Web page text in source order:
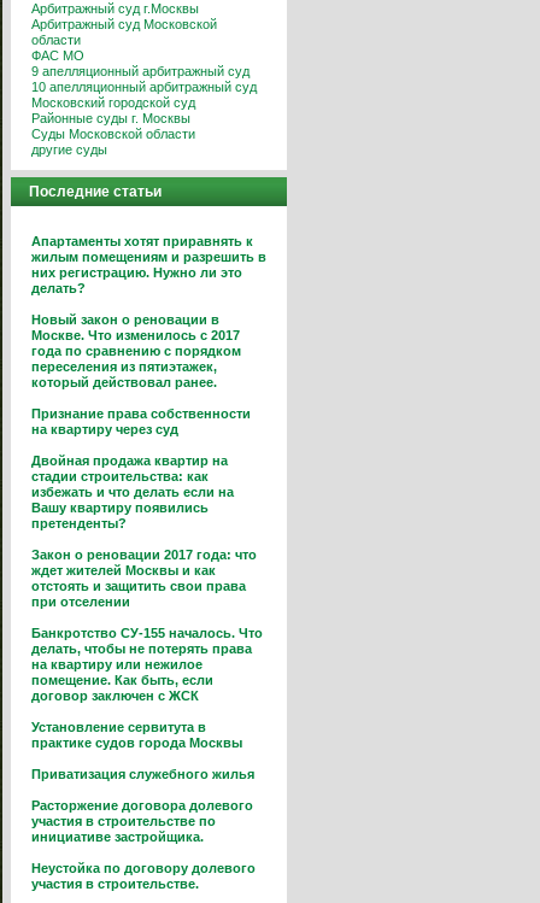
Арбитражный суд г.Москвы
Арбитражный суд Московской
области
ФАС МО
9 апелляционный арбитражный суд
10 апелляционный арбитражный суд
Московский городской суд
Районные суды г. Москвы
Суды Московской области
другие суды
Последние статьи
Апартаменты хотят приравнять к
жилым помещениям и разрешить в
них регистрацию. Нужно ли это
делать?
Новый закон о реновации в
Москве. Что изменилось с 2017
года по сравнению с порядком
переселения из пятиэтажек,
который действовал ранее.
Признание права собственности
на квартиру через суд
Двойная продажа квартир на
стадии строительства: как
избежать и что делать если на
Вашу квартиру появились
претенденты?
Закон о реновации 2017 года: что
ждет жителей Москвы и как
отстоять и защитить свои права
при отселении
Банкротство СУ-155 началось. Что
делать, чтобы не потерять права
на квартиру или нежилое
помещение. Как быть, если
договор заключен с ЖСК
Установление сервитута в
практике судов города Москвы
Приватизация служебного жилья
Расторжение договора долевого
участия в строительстве по
инициативе застройщика.
Неустойка по договору долевого
участия в строительстве.